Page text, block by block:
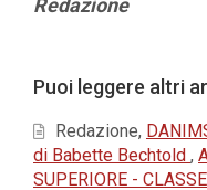
Redazione
dell'articolo
Puoi leggere altri
Redazione,
di Babette Bechtold ,
SUPERIORE -